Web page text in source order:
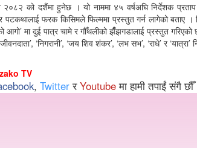
२०८२ को दशैंमा हुनेछ । यो नाममा ४५ वर्षअघि निर्देशक प्रताप
फरक किसिमले फिल्ममा प्रस्तुत गर्न लागेको बताए ।
मा दुई पात्र चामे र गौँथलीको झैँझगडालाई प्रस्तुत गरिएको
‘निगरानी’, ‘जय शिव शंकर’, ‘लभ सभ’, ‘राधे’ र
TV
, TwitterरYoutubeमा हामी तपाईं संगै छौँ